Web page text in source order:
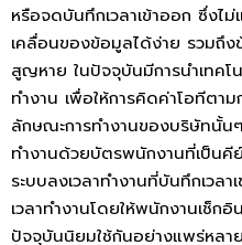
หรือจดบันทึกเวลาเข้าออก ซึ่งไ
เคลื่อนของข้อมูลได้ง่าย รวมถึ
สูญหาย ในปัจจุบันมีการนำเทคโ
ทำงาน เพื่อให้การคิดค่าโอทีตา
ลักษณะการทำงานของบริษัทนั้นๆ
ทำงานด้วยบัตรพนักงานที่เป็นคี
ระบบลงเวลาทำงานที่บันทึกเวล
เวลาทำงานโดยให้พนักงานเช็ก
ปัจจุบันนิยมใช้กันอย่างแพร่หลาย